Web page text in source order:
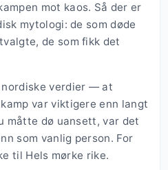
mot kaos. Så der er
mytologi: de som døde
de som fikk det
verdier — at
var viktigere enn langt
måtte dø uansett, var det
som vanlig person. For
til Hels mørke rike.